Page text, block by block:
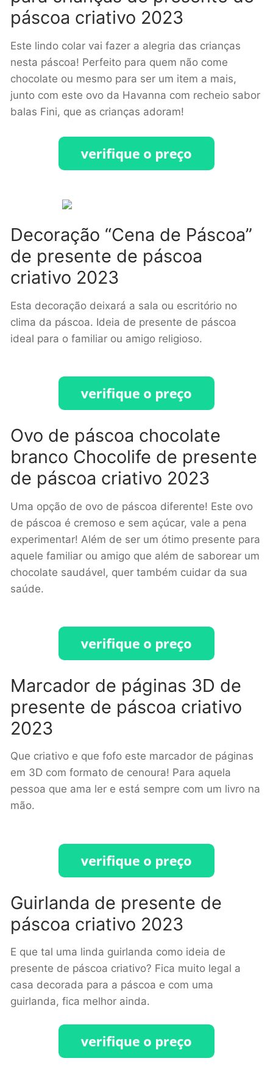
páscoa criativo 2023
Este lindo colar vai fazer a alegria das crianças
nesta páscoa! Perfeito para quem não come
chocolate ou mesmo para ser um item a mais,
junto com este ovo da Havanna com recheio sabor
balas Fini, que as crianças adoram!
Decoração “Cena de Páscoa”
de presente de páscoa
criativo 2023
Esta decoração deixará a sala ou escritório no
clima da páscoa. Ideia de presente de páscoa
ideal para o familiar ou amigo religioso.
Ovo de páscoa chocolate
branco Chocolife de presente
de páscoa criativo 2023
Uma opção de ovo de páscoa diferente! Este ovo
de páscoa é cremoso e sem açúcar, vale a pena
experimentar! Além de ser um ótimo presente para
aquele familiar ou amigo que além de saborear um
chocolate saudável, quer também cuidar da sua
saúde.
Marcador de páginas 3D de
presente de páscoa criativo
2023
Que criativo e que fofo este marcador de páginas
em 3D com formato de cenoura! Para aquela
pessoa que ama ler e está sempre com um livro na
mão.
Guirlanda de presente de
páscoa criativo 2023
E que tal uma linda guirlanda como ideia de
presente de páscoa criativo? Fica muito legal a
casa decorada para a páscoa e com uma
guirlanda, fica melhor ainda.